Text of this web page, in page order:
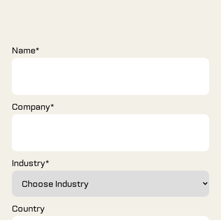
Name*
Company*
Industry*
Country